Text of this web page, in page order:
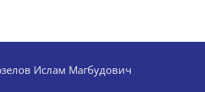
Ислам Магбудович